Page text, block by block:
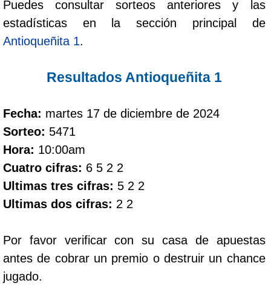
Dorado Mañana
Fantástica Día
Fantástica Noche
Motilon Tarde
Motilon Noche
Paisita Día
Puedes consultar sorteos anteriores y las
estadísticas en la sección principal de
Antioqueñita 1.
Resultados Antioqueñita 1
Fecha: martes 17 de diciembre de 2024
Sorteo: 5471
Hora: 10:00am
Cuatro cifras: 6 5 2 2
Ultimas tres cifras: 5 2 2
Ultimas dos cifras: 2 2
Por favor verificar con su casa de apuestas
antes de cobrar un premio o destruir un chance
jugado.